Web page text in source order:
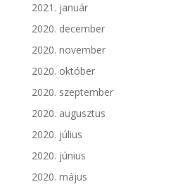
2021. január
2020. december
2020. november
2020. október
2020. szeptember
2020. augusztus
2020. július
2020. június
2020. május